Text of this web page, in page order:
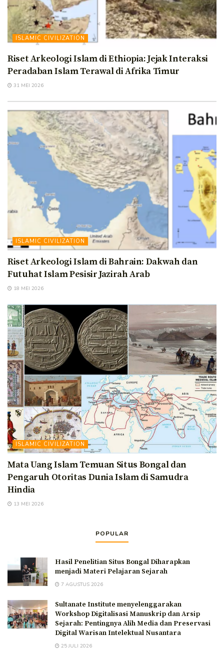
ISLAMIC CIVILIZATION
Riset Arkeologi Islam di Ethiopia: Jejak Interaksi
Peradaban Islam Terawal di Afrika Timur
31 MEI 2026
ISLAMIC CIVILIZATION
Riset Arkeologi Islam di Bahrain: Dakwah dan
Futuhat Islam Pesisir Jazirah Arab
18 MEI 2026
ISLAMIC CIVILIZATION
Mata Uang Islam Temuan Situs Bongal dan
Pengaruh Otoritas Dunia Islam di Samudra
Hindia
13 MEI 2026
POPULAR
Hasil Penelitian Situs Bongal Diharapkan
menjadi Materi Pelajaran Sejarah
7 AGUSTUS 2026
Sultanate Institute menyelenggarakan
Workshop Digitalisasi Manuskrip dan Arsip
Sejarah: Pentingnya Alih Media dan Preservasi
Digital Warisan Intelektual Nusantara
25 JULI 2026